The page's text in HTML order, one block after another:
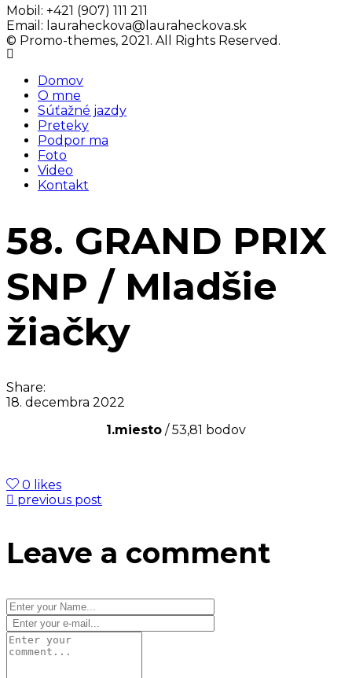
Mobil: +421 (907) 111 211
Email: lauraheckova@lauraheckova.sk
© Promo-themes, 2021. All Rights Reserved.
Domov
O mne
Súťažné jazdy
Preteky
Podpor ma
Foto
Video
Kontakt
58. GRAND PRIX
SNP / Mladšie
žiačky
Share:
18. decembra 2022
1.miesto / 53,81 bodov
0 likes
previous post
Leave a comment